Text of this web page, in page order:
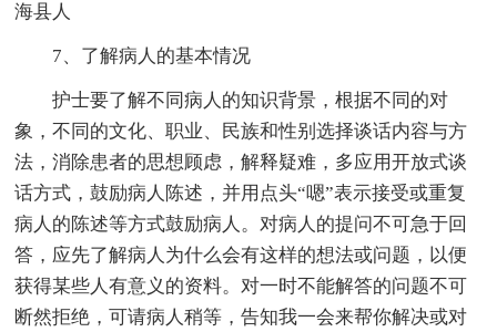
海县人
7、了解病人的基本情况
护士要了解不同病人的知识背景，根据不同的对
象，不同的文化、职业、民族和性别选择谈话内容与方
法，消除患者的思想顾虑，解释疑难，多应用开放式谈
话方式，鼓励病人陈述，并用点头“嗯”表示接受或重复
病人的陈述等方式鼓励病人。对病人的提问不可急于回
答，应先了解病人为什么会有这样的想法或问题，以便
获得某些人有意义的资料。对一时不能解答的问题不可
断然拒绝，可请病人稍等，告知我一会来帮你解决或对